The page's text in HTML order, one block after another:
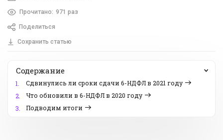
Прочитано: 971 раз
Поделиться
Сохранить статью
Содержание
1.
Сдвинулись ли сроки сдачи 6-НДФЛ в 2021 году
2.
Что обновили в 6-НДФЛ в 2020 году
3.
Подводим итоги